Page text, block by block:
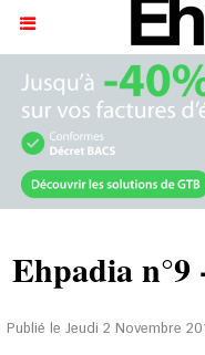
Ehpadia n°9
Publié le Jeudi 2 Novembre